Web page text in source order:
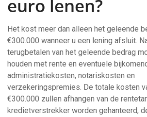
euro lenen?
Het kost meer dan alleen het geleende
€300.000 wanneer u een lening afsluit.
terugbetalen van het geleende bedrag
houden met rente en eventuele
administratiekosten, notariskosten en
verzekeringspremies. De totale kosten
€300.000 zullen afhangen van de
kredietverstrekker worden gehanteerd,